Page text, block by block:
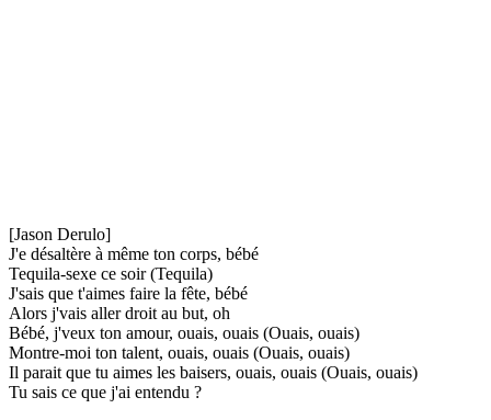
[Jason Derulo]
J'e désaltère à même ton corps, bébé
Tequila-sexe ce soir (Tequila)
J'sais que t'aimes faire la fête, bébé
Alors j'vais aller droit au but, oh
Bébé, j'veux ton amour, ouais, ouais (Ouais, ouais)
Montre-moi ton talent, ouais, ouais (Ouais, ouais)
Il parait que tu aimes les baisers, ouais, ouais (Ouais, ouais)
Tu sais ce que j'ai entendu ?